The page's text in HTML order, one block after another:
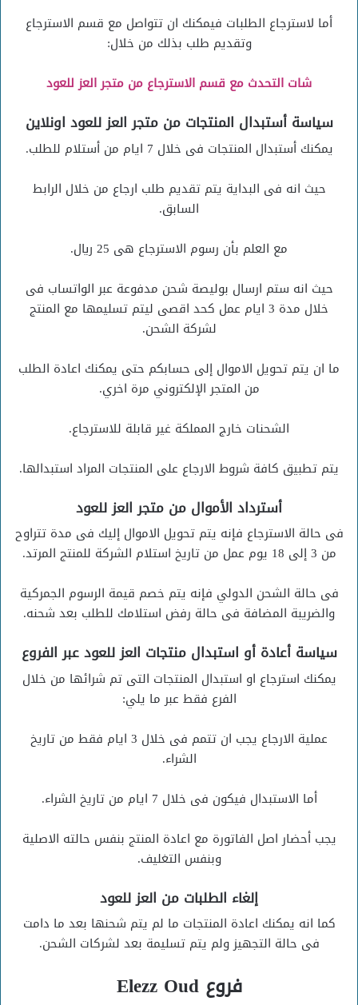
أما لاسترجاع الطلبات فيمكنك ان تتواصل مع قسم الاسترجاع
وتقديم طلب بذلك من خلال:
شات التحدث مع قسم الاسترجاع من متجر العز للعود
سياسة أستبدال المنتجات من متجر العز للعود اونلاين
يمكنك أستبدال المنتجات فى خلال 7 ايام من أستلام للطلب.
حيث انه فى البداية يتم تقديم طلب ارجاع من خلال الرابط
السابق.
مع العلم بأن رسوم الاسترجاع هى 25 ريال.
حيث انه ستم ارسال بوليصة شحن مدفوعة عبر الواتساب فى
خلال مدة 3 ايام عمل كحد اقصى ليتم تسليمها مع المنتج
لشركة الشحن.
ما ان يتم تحويل الاموال إلى حسابكم حتى يمكنك اعادة الطلب
من المتجر الإلكتروني مرة اخري.
الشحنات خارج المملكة غير قابلة للاسترجاع.
يتم تطبيق كافة شروط الارجاع على المنتجات المراد استبدالها.
أسترداد الأموال من متجر العز للعود
فى حالة الاسترجاع فإنه يتم تحويل الاموال إليك فى مدة تتراوح
من 3 إلى 18 يوم عمل من تاريخ استلام الشركة للمنتج المرتد.
فى حالة الشحن الدولي فإنه يتم خصم قيمة الرسوم الجمركية
والضريبة المضافة فى حالة رفض استلامك للطلب بعد شحنه.
سياسة أعادة أو استبدال منتجات العز للعود عبر الفروع
يمكنك استرجاع او استبدال المنتجات التى تم شرائها من خلال
الفرع فقط عبر ما يلي:
عملية الارجاع يجب ان تتمم فى خلال 3 ايام فقط من تاريخ
الشراء.
أما الاستبدال فيكون فى خلال 7 ايام من تاريخ الشراء.
يجب أحضار اصل الفاتورة مع اعادة المنتج بنفس حالته الاصلية
وبنفس التغليف.
إلغاء الطلبات من العز للعود
كما انه يمكنك اعادة المنتجات ما لم يتم شحنها بعد ما دامت
فى حالة التجهيز ولم يتم تسليمة بعد لشركات الشحن.
فروع Elezz Oud